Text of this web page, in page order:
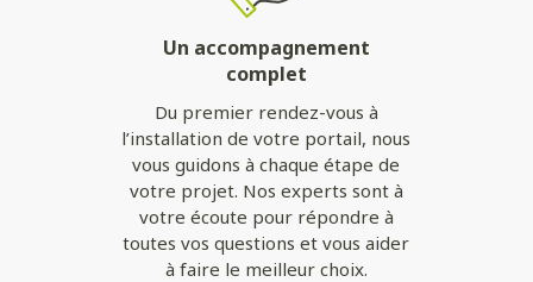
Un accompagnement
complet
Du premier rendez-vous à
l’installation de votre portail, nous
vous guidons à chaque étape de
votre projet. Nos experts sont à
votre écoute pour répondre à
toutes vos questions et vous aider
à faire le meilleur choix.